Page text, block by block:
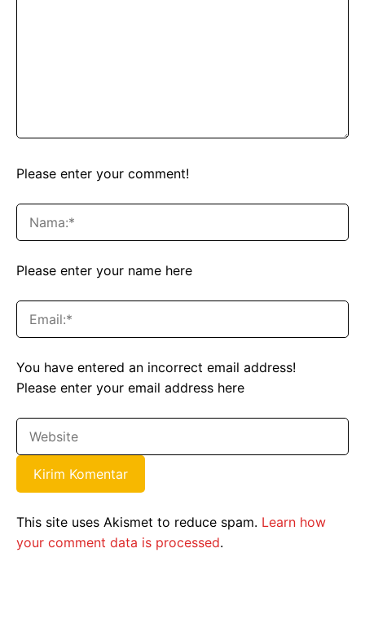
Please enter your comment!
Please enter your name here
You have entered an incorrect email address!
Please enter your email address here
This site uses Akismet to reduce spam. Learn how
your comment data is processed.